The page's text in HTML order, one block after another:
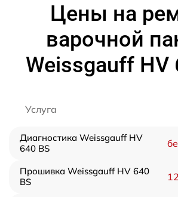
Цены на
варочной
Weissgauff HV
Услуга
Диагностика Weissgauff HV
640 BS
Прошивка Weissgauff HV 640
BS